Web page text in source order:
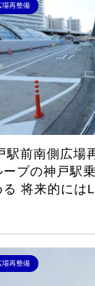
場再整備
駅前南側広場
ープの神戸駅
る 将来的には
場再整備